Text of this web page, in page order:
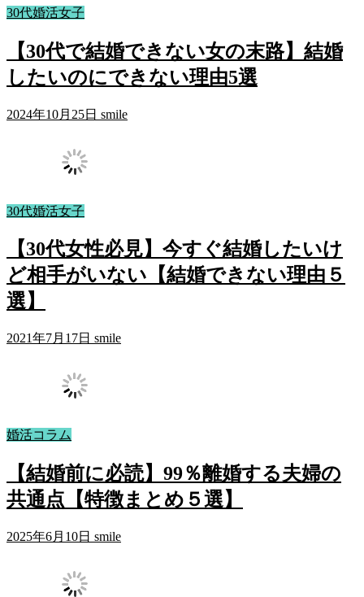
30代婚活女子
【30代で結婚できない女の末路】結婚
したいのにできない理由5選
2024年10月25日 smile
30代婚活女子
【30代女性必見】今すぐ結婚したいけ
ど相手がいない【結婚できない理由５
選】
2021年7月17日 smile
婚活コラム
【結婚前に必読】99％離婚する夫婦の
共通点【特徴まとめ５選】
2025年6月10日 smile